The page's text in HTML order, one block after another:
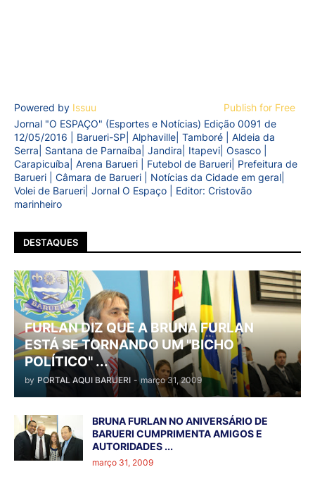
Powered by Issuu
Publish for Free
Jornal "O ESPAÇO" (Esportes e Notícias) Edição 0091 de
12/05/2016 | Barueri-SP| Alphaville| Tamboré | Aldeia da
Serra| Santana de Parnaíba| Jandira| Itapevi| Osasco |
Carapicuíba| Arena Barueri | Futebol de Barueri| Prefeitura de
Barueri | Câmara de Barueri | Notícias da Cidade em geral|
Volei de Barueri| Jornal O Espaço | Editor: Cristovão
marinheiro
DESTAQUES
FURLAN DIZ QUE A BRUNA FURLAN
ESTÁ SE TORNANDO UM "BICHO
POLÍTICO" ...
by PORTAL AQUI BARUERI - março 31, 2009
BRUNA FURLAN NO ANIVERSÁRIO DE
BARUERI CUMPRIMENTA AMIGOS E
AUTORIDADES ...
março 31, 2009